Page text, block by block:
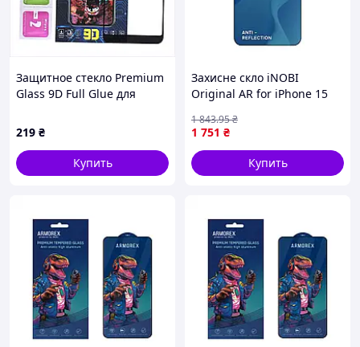
Защитное стекло Premium
Glass 9D Full Glue для
4K859MA518
219 ₴
Купить
Захисне скло iNOBI
Original AR for iPhone 15
(17015360)
1 751 ₴
1 843.95₴
Купить